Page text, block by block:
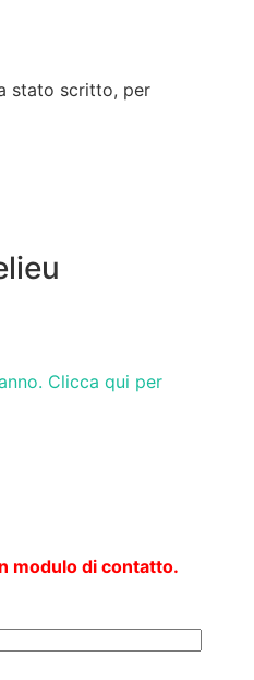
stato scritto, per
Clicca qui per
modulo di contatto.